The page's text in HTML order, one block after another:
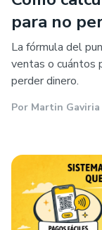
para no
La fórmula del
ventas o cuántos
perder dinero.
Por Martin Gaviria